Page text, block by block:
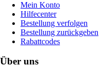
Mein Konto
Hilfecenter
Bestellung verfolgen
Bestellung zurückgeben
Rabattcodes
Über uns